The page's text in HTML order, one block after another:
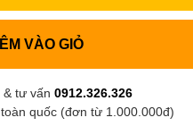
VÀO GIỎ
& tư vấn0912.326.326
quốc (đơn từ 1.000.000đ)